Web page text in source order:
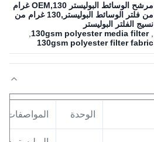
مرشح الوسائط البوليستر OEM,130 غرام
من فلتر الوسائط البوليستر,130 غرام من
نسيج الفلتر البوليستر
,
130gsm polyester media filter
130gsm polyester filter fabric
الوحدة المواصفات